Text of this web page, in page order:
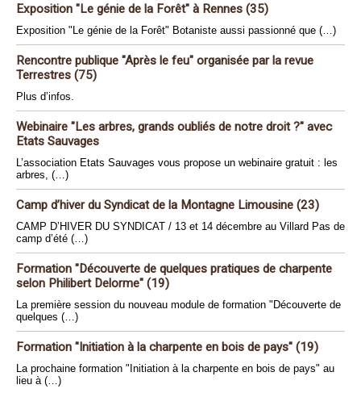
Exposition "Le génie de la Forêt" à Rennes (35)
Exposition "Le génie de la Forêt" Botaniste aussi passionné que (…)
Rencontre publique "Après le feu" organisée par la revue
Terrestres (75)
Plus d’infos.
Webinaire "Les arbres, grands oubliés de notre droit ?" avec
Etats Sauvages
L’association Etats Sauvages vous propose un webinaire gratuit : les
arbres, (…)
Camp d’hiver du Syndicat de la Montagne Limousine (23)
CAMP D’HIVER DU SYNDICAT / 13 et 14 décembre au Villard Pas de
camp d’été (…)
Formation "Découverte de quelques pratiques de charpente
selon Philibert Delorme" (19)
La première session du nouveau module de formation "Découverte de
quelques (…)
Formation "Initiation à la charpente en bois de pays" (19)
La prochaine formation "Initiation à la charpente en bois de pays" au
lieu à (…)